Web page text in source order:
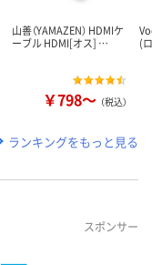
山善（YAMAZEN） HDMIケ
ーブル HDMI[オス] …
￥798～ （税込）
(
ランキングをもっと見る
スポンサー